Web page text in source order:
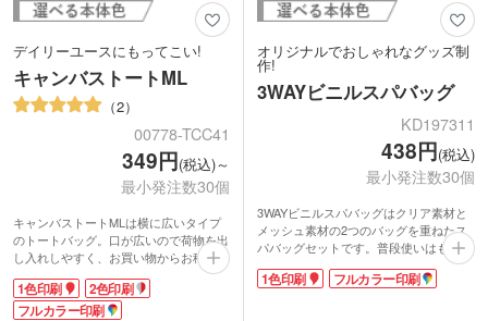
デイリーユースにもってこい!
キャンバストートML
2
00778-TCC41
349円(税込)～
最小発注数30個
キャンバストートMLは横に広いタイプ
のトートバッグ。口が広いので荷物を出
し入れしやすく、お買い物からお稽古バ
12オンスの厚手キャンバス生地で、耐久
性もバッチリ。中身が透けて見えること
1色印刷
2色印刷
フルカラー印刷
オリジナルでおしゃれなグッズ制
作!
3WAYビニルスパバッグ
KD197311
438円(税込)
最小発注数30個
3WAYビニルスパバッグはクリア素材と
メッシュ素材の2つのバッグを重ねたス
パバッグセットです。普段使いはもちろ
ん濡れたものの持ち運びにも便利。温
泉・プールへのお出かけの際に持ち込み
1色印刷 フルカラー印刷